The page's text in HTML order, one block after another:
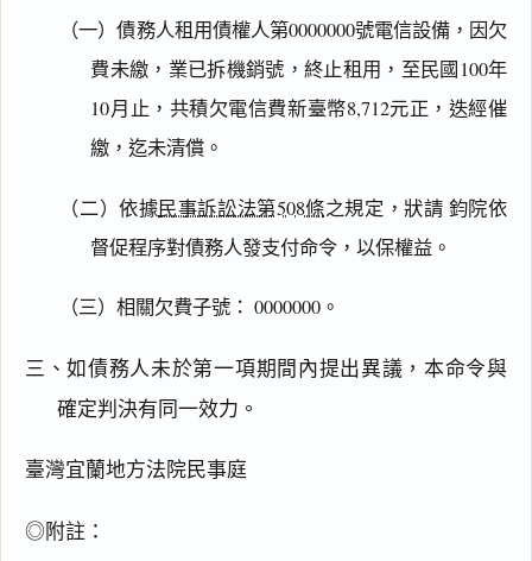
（一）債務人租用債權人第0000000號電信設備，因欠
費未繳，業已拆機銷號，終止租用，至民國100年
10月止，共積欠電信費新臺幣8,712元正，迭經催
繳，迄未清償。
（二）依據民事訴訟法第508條之規定，狀請 鈞院依
督促程序對債務人發支付命令，以保權益。
（三）相關欠費子號： 0000000。
三、如債務人未於第一項期間內提出異議，本命令與
確定判決有同一效力。
臺灣宜蘭地方法院民事庭
◎附註：